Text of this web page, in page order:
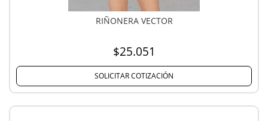
RIÑONERA VECTOR
$25.051
SOLICITAR COTIZACIÓN